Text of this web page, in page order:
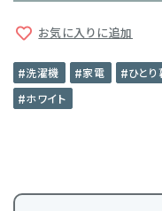
お気に入りに追加
洗濯機 家電 ひとり
ホワイト